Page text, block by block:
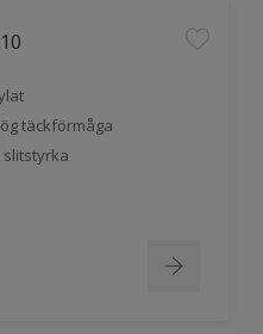
täckförmåga
slitstyrka